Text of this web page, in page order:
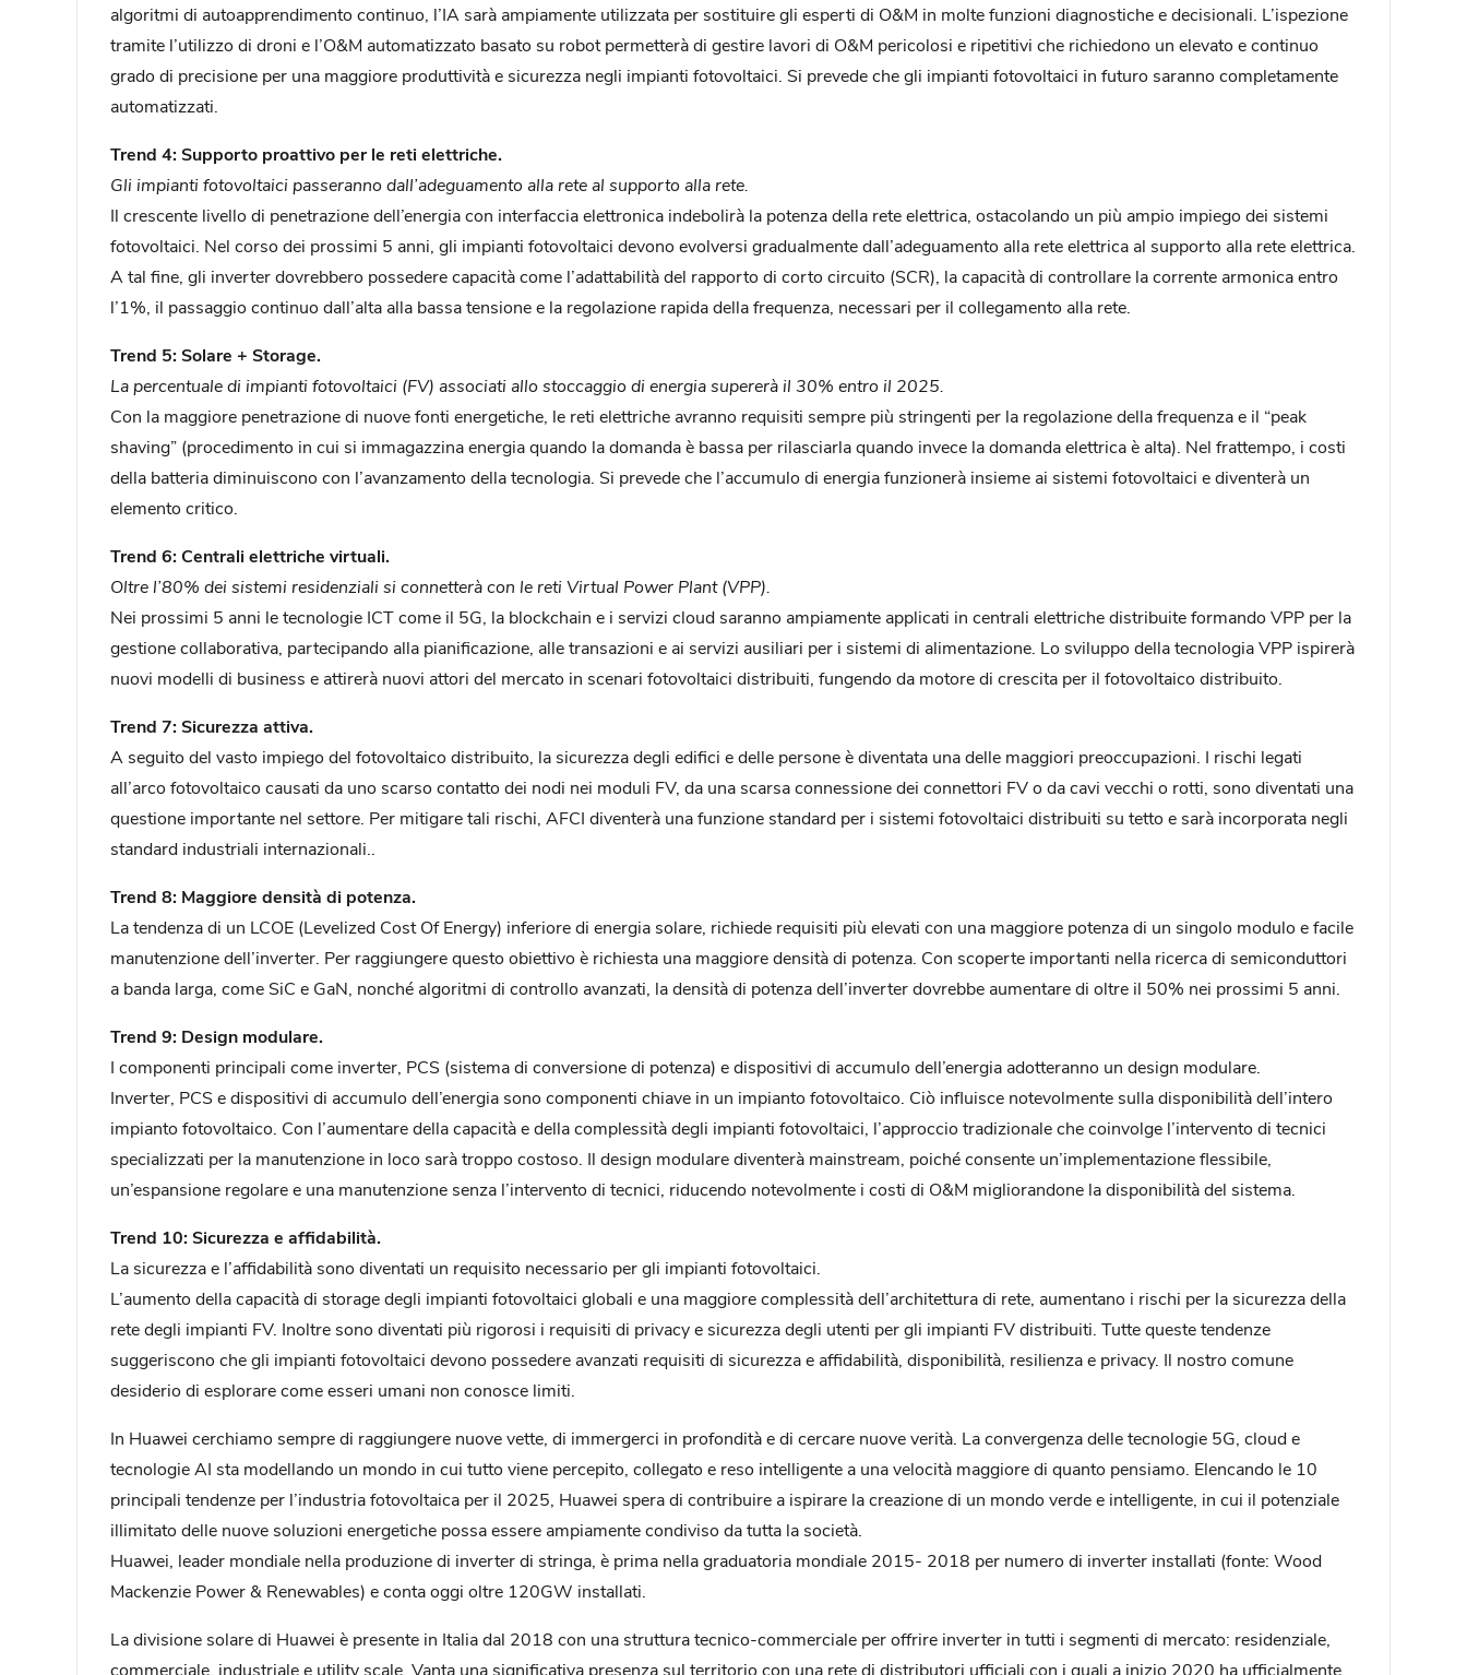
algoritmi di autoapprendimento continuo, l’IA sarà ampiamente utilizzata per sostituire gli esperti di O&M in molte funzioni diagnostiche e decisionali. L’ispezione
tramite l’utilizzo di droni e l’O&M automatizzato basato su robot permetterà di gestire lavori di O&M pericolosi e ripetitivi che richiedono un elevato e continuo
grado di precisione per una maggiore produttività e sicurezza negli impianti fotovoltaici. Si prevede che gli impianti fotovoltaici in futuro saranno completamente
automatizzati.
Trend 4: Supporto proattivo per le reti elettriche.
Gli impianti fotovoltaici passeranno dall’adeguamento alla rete al supporto alla rete.
Il crescente livello di penetrazione dell’energia con interfaccia elettronica indebolirà la potenza della rete elettrica, ostacolando un più ampio impiego dei sistemi
fotovoltaici. Nel corso dei prossimi 5 anni, gli impianti fotovoltaici devono evolversi gradualmente dall’adeguamento alla rete elettrica al supporto alla rete elettrica.
A tal fine, gli inverter dovrebbero possedere capacità come l’adattabilità del rapporto di corto circuito (SCR), la capacità di controllare la corrente armonica entro
l’1%, il passaggio continuo dall’alta alla bassa tensione e la regolazione rapida della frequenza, necessari per il collegamento alla rete.
Trend 5: Solare + Storage.
La percentuale di impianti fotovoltaici (FV) associati allo stoccaggio di energia supererà il 30% entro il 2025.
Con la maggiore penetrazione di nuove fonti energetiche, le reti elettriche avranno requisiti sempre più stringenti per la regolazione della frequenza e il “peak
shaving” (procedimento in cui si immagazzina energia quando la domanda è bassa per rilasciarla quando invece la domanda elettrica è alta). Nel frattempo, i costi
della batteria diminuiscono con l’avanzamento della tecnologia. Si prevede che l’accumulo di energia funzionerà insieme ai sistemi fotovoltaici e diventerà un
elemento critico.
Trend 6: Centrali elettriche virtuali.
Oltre l’80% dei sistemi residenziali si connetterà con le reti Virtual Power Plant (VPP).
Nei prossimi 5 anni le tecnologie ICT come il 5G, la blockchain e i servizi cloud saranno ampiamente applicati in centrali elettriche distribuite formando VPP per la
gestione collaborativa, partecipando alla pianificazione, alle transazioni e ai servizi ausiliari per i sistemi di alimentazione. Lo sviluppo della tecnologia VPP ispirerà
nuovi modelli di business e attirerà nuovi attori del mercato in scenari fotovoltaici distribuiti, fungendo da motore di crescita per il fotovoltaico distribuito.
Trend 7: Sicurezza attiva.
A seguito del vasto impiego del fotovoltaico distribuito, la sicurezza degli edifici e delle persone è diventata una delle maggiori preoccupazioni. I rischi legati
all’arco fotovoltaico causati da uno scarso contatto dei nodi nei moduli FV, da una scarsa connessione dei connettori FV o da cavi vecchi o rotti, sono diventati una
questione importante nel settore. Per mitigare tali rischi, AFCI diventerà una funzione standard per i sistemi fotovoltaici distribuiti su tetto e sarà incorporata negli
standard industriali internazionali..
Trend 8: Maggiore densità di potenza.
La tendenza di un LCOE (Levelized Cost Of Energy) inferiore di energia solare, richiede requisiti più elevati con una maggiore potenza di un singolo modulo e facile
manutenzione dell’inverter. Per raggiungere questo obiettivo è richiesta una maggiore densità di potenza. Con scoperte importanti nella ricerca di semiconduttori
a banda larga, come SiC e GaN, nonché algoritmi di controllo avanzati, la densità di potenza dell’inverter dovrebbe aumentare di oltre il 50% nei prossimi 5 anni.
Trend 9: Design modulare.
I componenti principali come inverter, PCS (sistema di conversione di potenza) e dispositivi di accumulo dell’energia adotteranno un design modulare.
Inverter, PCS e dispositivi di accumulo dell’energia sono componenti chiave in un impianto fotovoltaico. Ciò influisce notevolmente sulla disponibilità dell’intero
impianto fotovoltaico. Con l’aumentare della capacità e della complessità degli impianti fotovoltaici, l’approccio tradizionale che coinvolge l’intervento di tecnici
specializzati per la manutenzione in loco sarà troppo costoso. Il design modulare diventerà mainstream, poiché consente un’implementazione flessibile,
un’espansione regolare e una manutenzione senza l’intervento di tecnici, riducendo notevolmente i costi di O&M migliorandone la disponibilità del sistema.
Trend 10: Sicurezza e affidabilità.
La sicurezza e l’affidabilità sono diventati un requisito necessario per gli impianti fotovoltaici.
L’aumento della capacità di storage degli impianti fotovoltaici globali e una maggiore complessità dell’architettura di rete, aumentano i rischi per la sicurezza della
rete degli impianti FV. Inoltre sono diventati più rigorosi i requisiti di privacy e sicurezza degli utenti per gli impianti FV distribuiti. Tutte queste tendenze
suggeriscono che gli impianti fotovoltaici devono possedere avanzati requisiti di sicurezza e affidabilità, disponibilità, resilienza e privacy. Il nostro comune
desiderio di esplorare come esseri umani non conosce limiti.
In Huawei cerchiamo sempre di raggiungere nuove vette, di immergerci in profondità e di cercare nuove verità. La convergenza delle tecnologie 5G, cloud e
tecnologie AI sta modellando un mondo in cui tutto viene percepito, collegato e reso intelligente a una velocità maggiore di quanto pensiamo. Elencando le 10
principali tendenze per l’industria fotovoltaica per il 2025, Huawei spera di contribuire a ispirare la creazione di un mondo verde e intelligente, in cui il potenziale
illimitato delle nuove soluzioni energetiche possa essere ampiamente condiviso da tutta la società.
Huawei, leader mondiale nella produzione di inverter di stringa, è prima nella graduatoria mondiale 2015- 2018 per numero di inverter installati (fonte: Wood
Mackenzie Power & Renewables) e conta oggi oltre 120GW installati.
La divisione solare di Huawei è presente in Italia dal 2018 con una struttura tecnico-commerciale per offrire inverter in tutti i segmenti di mercato: residenziale,
commerciale, industriale e utility scale. Vanta una significativa presenza sul territorio con una rete di distributori ufficiali con i quali a inizio 2020 ha ufficialmente